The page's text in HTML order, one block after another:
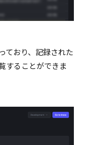
ており、記録された
することができま